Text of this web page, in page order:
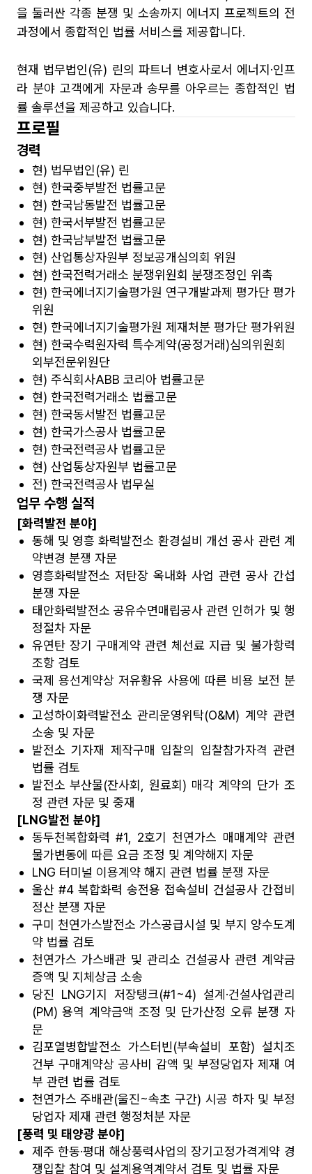
을 둘러싼 각종 분쟁 및 소송까지 에너지 프로젝트의 전
과정에서 종합적인 법률 서비스를 제공합니다.
현재 법무법인(유) 린의 파트너 변호사로서 에너지·인프
라 분야 고객에게 자문과 송무를 아우르는 종합적인 법
률 솔루션을 제공하고 있습니다.
프로필
경력
현) 법무법인(유) 린
현) 한국중부발전 법률고문
현) 한국남동발전 법률고문
현) 한국서부발전 법률고문
현) 한국남부발전 법률고문
현) 산업통상자원부 정보공개심의회 위원
현) 한국전력거래소 분쟁위원회 분쟁조정인 위촉
현) 한국에너지기술평가원 연구개발과제 평가단 평가
위원
현) 한국에너지기술평가원 제재처분 평가단 평가위원
현) 한국수력원자력 특수계약(공정거래)심의위원회
외부전문위원단
현) 주식회사ABB 코리아 법률고문
현) 한국전력거래소 법률고문
현) 한국동서발전 법률고문
현) 한국가스공사 법률고문
현) 한국전력공사 법률고문
현) 산업통상자원부 법률고문
전) 한국전력공사 법무실
업무 수행 실적
[화력발전 분야]
동해 및 영흥 화력발전소 환경설비 개선 공사 관련 계
약변경 분쟁 자문
영흥화력발전소 저탄장 옥내화 사업 관련 공사 간섭
분쟁 자문
태안화력발전소 공유수면매립공사 관련 인허가 및 행
정절차 자문
유연탄 장기 구매계약 관련 체선료 지급 및 불가항력
조항 검토
국제 용선계약상 저유황유 사용에 따른 비용 보전 분
쟁 자문
고성하이화력발전소 관리운영위탁(O&M) 계약 관련
소송 및 자문
발전소 기자재 제작구매 입찰의 입찰참가자격 관련
법률 검토
발전소 부산물(잔사회, 원료회) 매각 계약의 단가 조
정 관련 자문 및 중재
[LNG발전 분야]
동두천복합화력 #1, 2호기 천연가스 매매계약 관련
물가변동에 따른 요금 조정 및 계약해지 자문
LNG 터미널 이용계약 해지 관련 법률 분쟁 자문
울산 #4 복합화력 송전용 접속설비 건설공사 간접비
정산 분쟁 자문
구미 천연가스발전소 가스공급시설 및 부지 양수도계
약 법률 검토
천연가스 가스배관 및 관리소 건설공사 관련 계약금
증액 및 지체상금 소송
당진 LNG기지 저장탱크(#1~4) 설계·건설사업관리
(PM) 용역 계약금액 조정 및 단가산정 오류 분쟁 자
문
김포열병합발전소 가스터빈(부속설비 포함) 설치조
건부 구매계약상 공사비 감액 및 부정당업자 제재 여
부 관련 법률 검토
천연가스 주배관(울진~속초 구간) 시공 하자 및 부정
당업자 제재 관련 행정처분 자문
[풍력 및 태양광 분야]
제주 한동·평대 해상풍력사업의 장기고정가격계약 경
쟁입찰 참여 및 설계용역계약서 검토 및 법률 자문